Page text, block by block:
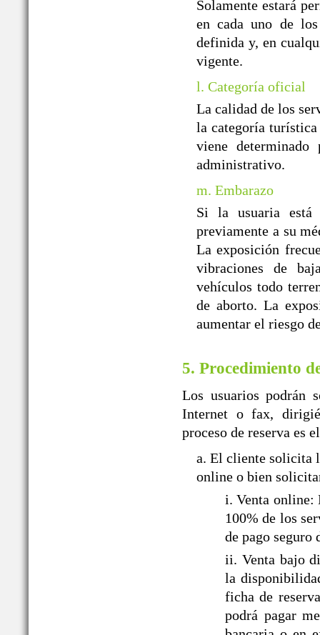
Solamente estará
en cada uno de
definida y, en
vigente.
l. Categoría oficial
La calidad de los
la categoría
viene
administrativo.
m. Embarazo
Si la usuaria está
previamente a su
La exposición
vibraciones de
vehículos todo
de aborto. La
aumentar el riesgo
5. Procedimiento
Los usuarios podrán
Internet o fax,
proceso de reserva es
a. El cliente solicita
online o bien
i. Venta online:
100% de los
de pago seguro
ii. Venta bajo
la
ficha de
podrá pagar